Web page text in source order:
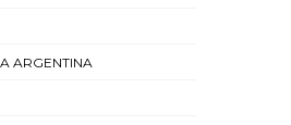
ARGENTINA